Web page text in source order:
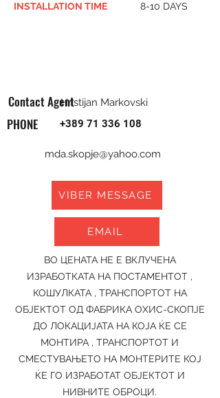
INSTALLATION TIME 8-10 DAYS
Contact AgentHristijan Markovski
PHONE +389 71 336 108
mda.skopje@yahoo.com
VIBER MESSAGE
EMAIL
ВО ЦЕНАТА НЕ Е ВКЛУЧЕНА
ИЗРАБОТКАТА НА ПОСТАМЕНТОТ ,
КОШУЛКАТА , ТРАНСПОРТОТ НА
ОБЈЕКТОТ ОД ФАБРИКА ОХИС-СКОПЈЕ
ДО ЛОКАЦИЈАТА НА КОЈА ЌЕ СЕ
МОНТИРА , ТРАНСПОРТОТ И
СМЕСТУВАЊЕТО НА МОНТЕРИТЕ КОЈ
ЌЕ ГО ИЗРАБОТАТ ОБЈЕКТОТ И
НИВНИТЕ ОБРОЦИ.